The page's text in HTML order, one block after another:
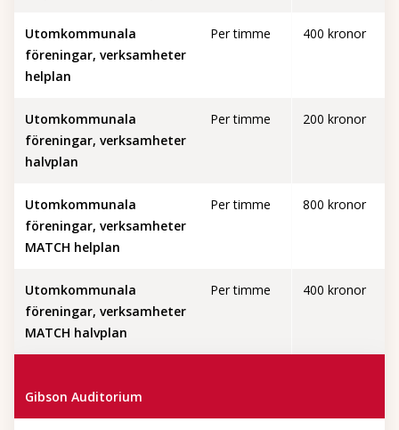
Utomkommunala
föreningar, verksamheter
helplan
Per timme 400 kronor
Utomkommunala
föreningar, verksamheter
halvplan
Per timme 200 kronor
Utomkommunala
föreningar, verksamheter
MATCH helplan
Per timme 800 kronor
Utomkommunala
föreningar, verksamheter
MATCH halvplan
Per timme 400 kronor
Gibson Auditorium